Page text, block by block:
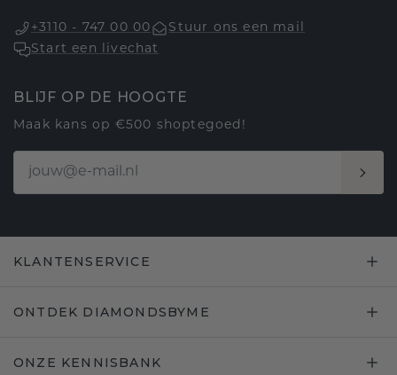
+3110 - 747 00 00
Stuur ons een mail
Start een livechat
BLIJF OP DE HOOGTE
Maak kans op €500 shoptegoed!
KLANTENSERVICE
ONTDEK DIAMONDSBYME
ONZE KENNISBANK